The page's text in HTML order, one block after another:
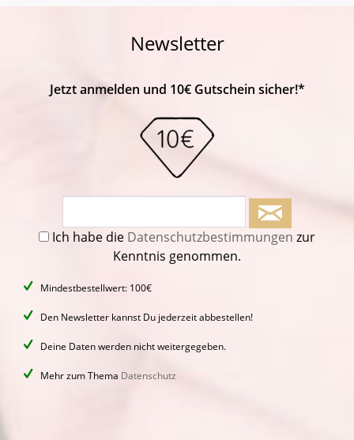
Newsletter
Jetzt anmelden und 10€ Gutschein sicher!*
Ich habe die Datenschutzbestimmungen zur
Kenntnis genommen.
Mindestbestellwert: 100€
Den Newsletter kannst Du jederzeit abbestellen!
Deine Daten werden nicht weitergegeben.
Mehr zum Thema Datenschutz